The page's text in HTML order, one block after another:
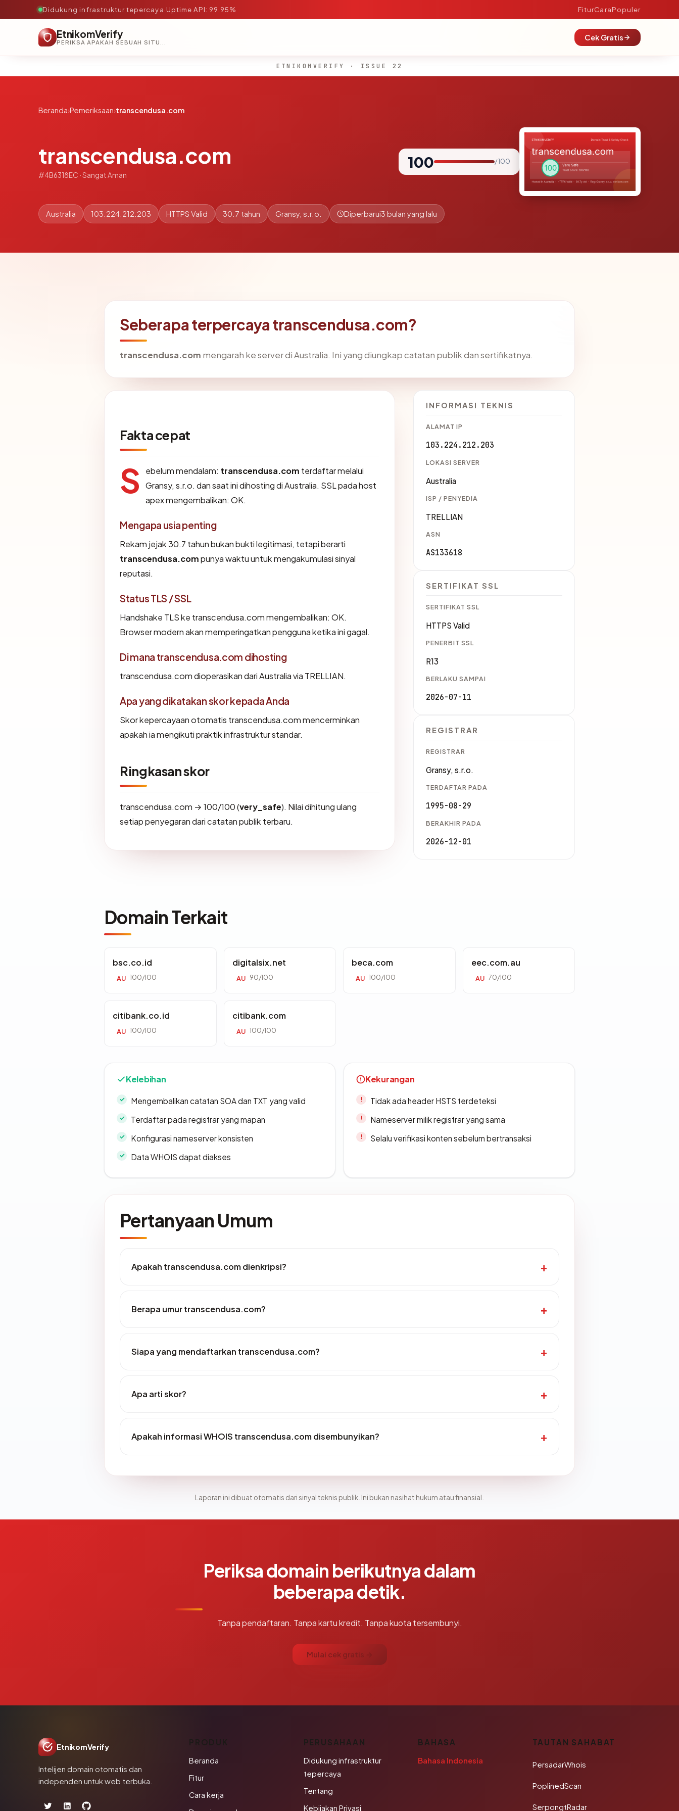
Didukung infrastruktur tepercaya·Uptime API: 99.95% FiturCaraPopuler
EtnikomVerify
PERIKSA APAKAH SEBUAH SITUS AMAN, TEPERCAYA, DAN TERVERIFIKASI DALAM HITUNGAN DETIK.
Cek Gratis
ETNIKOMVERIFY · ISSUE 22
Beranda›Pemeriksaan›transcendusa.com
transcendusa.com
#4B6318EC · Sangat Aman
100 / 100
Australia 103.224.212.203 HTTPS Valid 30.7 tahun Gransy, s.r.o. Diperbarui3 bulan yang lalu
Seberapa terpercaya transcendusa.com?
transcendusa.com mengarah ke server di Australia. Ini yang diungkap catatan publik dan sertifikatnya.
Fakta cepat
S ebelum mendalam: transcendusa.com terdaftar melalui
Gransy, s.r.o. dan saat ini dihosting di Australia. SSL pada host
apex mengembalikan: OK.
Mengapa usia penting
Rekam jejak 30.7 tahun bukan bukti legitimasi, tetapi berarti
transcendusa.compunya waktu untuk mengakumulasi sinyal
reputasi.
Status TLS / SSL
Handshake TLS ke transcendusa.com mengembalikan: OK.
Browser modern akan memperingatkan pengguna ketika ini gagal.
Di mana transcendusa.com dihosting
transcendusa.com dioperasikan dari Australia via TRELLIAN.
Apa yang dikatakan skor kepada Anda
Skor kepercayaan otomatis transcendusa.com mencerminkan
apakah ia mengikuti praktik infrastruktur standar.
Ringkasan skor
transcendusa.com → 100/100 (very_safe). Nilai dihitung ulang
setiap penyegaran dari catatan publik terbaru.
INFORMASI TEKNIS
ALAMAT IP
103.224.212.203
LOKASI SERVER
Australia
ISP / PENYEDIA
TRELLIAN
ASN
AS133618
SERTIFIKAT SSL
SERTIFIKAT SSL
HTTPS Valid
PENERBIT SSL
R13
BERLAKU SAMPAI
2026-07-11
REGISTRAR
REGISTRAR
Gransy, s.r.o.
TERDAFTAR PADA
1995-08-29
BERAKHIR PADA
2026-12-01
Domain Terkait
bsc.co.id
AU 100/100
digitalsix.net
AU 90/100
beca.com
AU 100/100
eec.com.au
AU 70/100
citibank.co.id
AU 100/100
citibank.com
AU 100/100
Kelebihan
Mengembalikan catatan SOA dan TXT yang valid
Terdaftar pada registrar yang mapan
Konfigurasi nameserver konsisten
Data WHOIS dapat diakses
Kekurangan
Tidak ada header HSTS terdeteksi
Nameserver milik registrar yang sama
Selalu verifikasi konten sebelum bertransaksi
Pertanyaan Umum
Apakah transcendusa.com dienkripsi?
Berapa umur transcendusa.com?
Siapa yang mendaftarkan transcendusa.com?
Apa arti skor?
Apakah informasi WHOIS transcendusa.com disembunyikan?
Laporan ini dibuat otomatis dari sinyal teknis publik. Ini bukan nasihat hukum atau finansial.
Periksa domain berikutnya dalam
beberapa detik.
Tanpa pendaftaran. Tanpa kartu kredit. Tanpa kuota tersembunyi.
Mulai cek gratis →
EtnikomVerify
Intelijen domain otomatis dan
independen untuk web terbuka.
PRODUK
Beranda
Fitur
Cara kerja
PERUSAHAAN
Didukung infrastruktur
tepercaya
Tentang
Kebijakan Privasi
BAHASA
Bahasa Indonesia
TAUTAN SAHABAT
PersadarWhois
PoplinedScan
SerpongtRadar